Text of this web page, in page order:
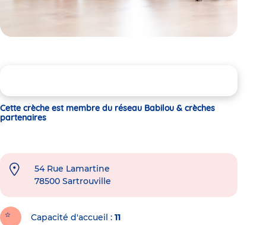
Cette crèche est membre du réseau Babilou & crèches
partenaires
54 Rue Lamartine
78500 Sartrouville
Capacité d'accueil 11